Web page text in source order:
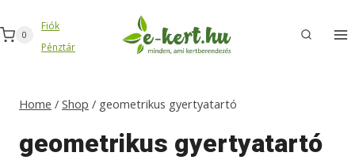
to
content
0
Fiók
Pénztár
Home / Shop / geometrikus gyertyatartó
geometrikus gyertyatartó